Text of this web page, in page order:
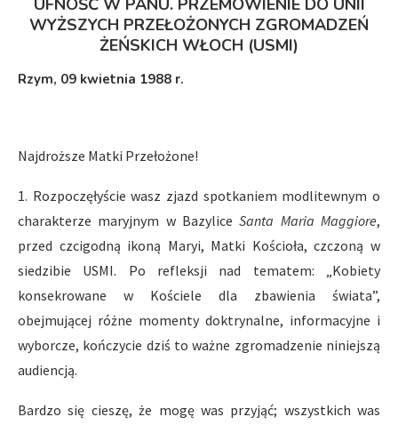
UFNOŚĆ W PANU. PRZEMÓWIENIE DO UNII
WYŻSZYCH PRZEŁOŻONYCH ZGROMADZEŃ
ŻEŃSKICH WŁOCH (USMI)
Rzym, 09 kwietnia 1988 r.
Najdroższe Matki Przełożone!
1. Rozpoczęłyście wasz zjazd spotkaniem modlitewnym o
charakterze maryjnym w BazyliceSanta Maria Maggiore,
przed czcigodną ikoną Maryi, Matki Kościoła, czczoną w
siedzibie USMI. Po refleksji nad tematem: „Kobiety
konsekrowane w Kościele dla zbawienia świata”,
obejmującej różne momenty doktrynalne, informacyjne i
wyborcze, kończycie dziś to ważne zgromadzenie niniejszą
audiencją.
Bardzo się cieszę, że mogę was przyjąć; wszystkich was